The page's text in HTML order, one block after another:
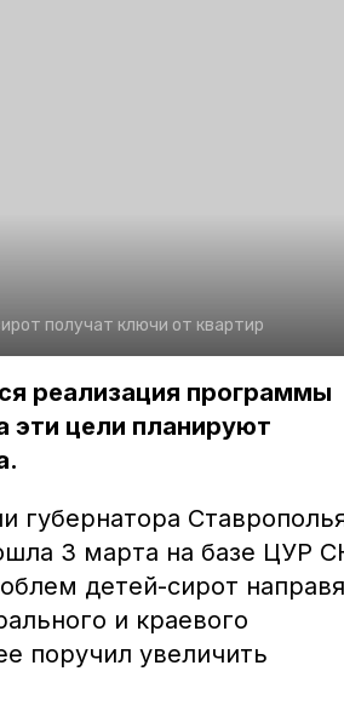
получат ключи от квартир
реализация программы
эти цели планируют
губернатора
3 марта на базе ЦУР
детей-сирот
и краевого
поручил увеличить